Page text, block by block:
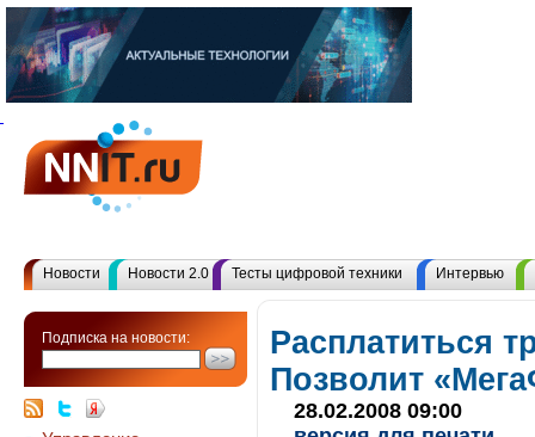
Новости Новости 2.0 Тесты цифровой техники Интервью
Подписка на новости:
Расплатиться
Позволит
28.02.2008 09:00